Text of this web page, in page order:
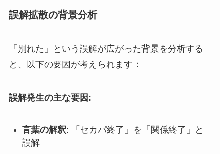
誤解拡散の背景分析
「別れた」という誤解が広がった背景を分析する
と、以下の要因が考えられます：
誤解発生の主な要因:
言葉の解釈: 「セカパ終了」を「関係終了」と
誤解